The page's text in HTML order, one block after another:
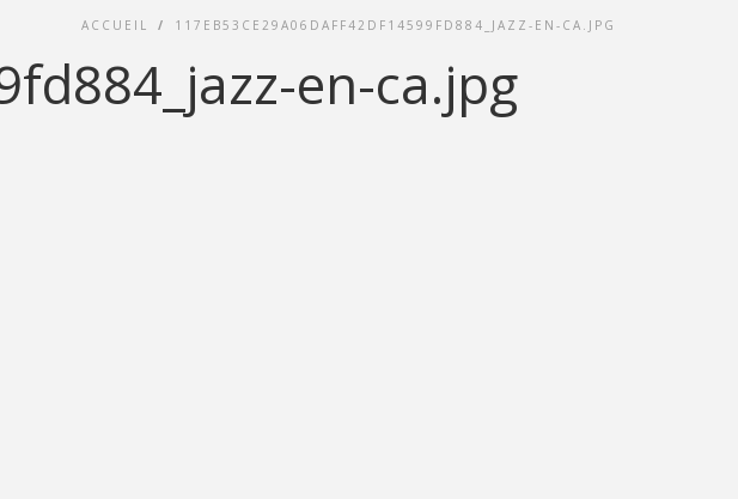
ACCUEIL / 117EB53CE29A06DAFF42DF14599FD884_JAZZ-EN-CA.JPG
en-ca.jpg